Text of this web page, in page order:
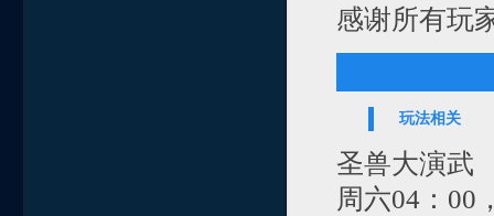
感谢所有玩
玩法相关
圣兽大演武
周六04：